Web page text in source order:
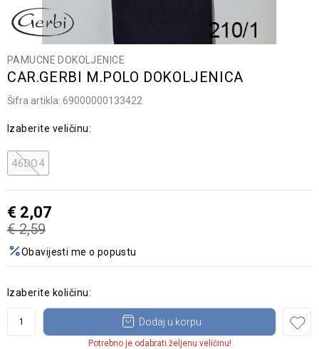
PAMUCNE DOKOLJENICE
CAR.GERBI M.POLO DOKOLJENICA
Šifra artikla: 69000000133422
Izaberite veličinu:
46DO4
€ 2,59
€ 2,07
Obavijesti me o popustu
Izaberite količinu:
Dodaj u korpu
Potrebno je odabrati željenu veličinu!